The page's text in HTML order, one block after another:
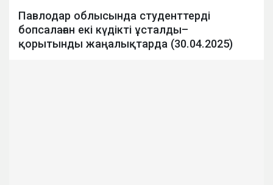
Павлодар облысында студенттерді
бопсалаған екі күдікті ұсталды–
қорытынды жаңалықтарда (30.04.2025)